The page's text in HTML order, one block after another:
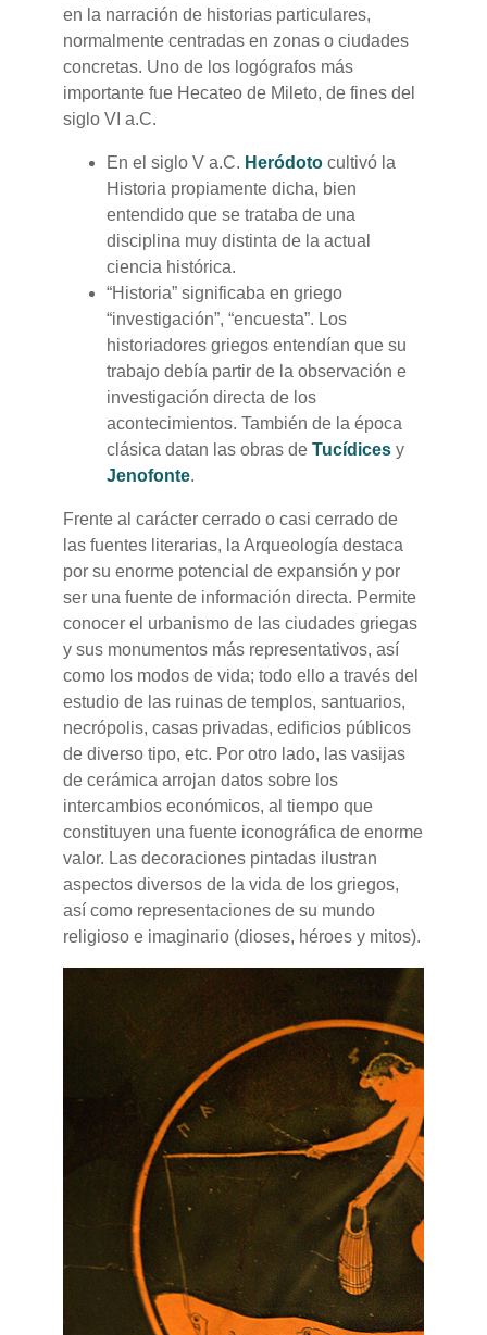
en la narración de historias particulares,
normalmente centradas en zonas o ciudades
concretas. Uno de los logógrafos más
importante fue Hecateo de Mileto, de fines del
siglo VI a.C.
En el siglo V a.C. Heródoto cultivó la
Historia propiamente dicha, bien
entendido que se trataba de una
disciplina muy distinta de la actual
ciencia histórica.
“Historia” significaba en griego
“investigación”, “encuesta”. Los
historiadores griegos entendían que su
trabajo debía partir de la observación e
investigación directa de los
acontecimientos. También de la época
clásica datan las obras de Tucídices y
Jenofonte.
Frente al carácter cerrado o casi cerrado de
las fuentes literarias, la Arqueología destaca
por su enorme potencial de expansión y por
ser una fuente de información directa. Permite
conocer el urbanismo de las ciudades griegas
y sus monumentos más representativos, así
como los modos de vida; todo ello a través del
estudio de las ruinas de templos, santuarios,
necrópolis, casas privadas, edificios públicos
de diverso tipo, etc. Por otro lado, las vasijas
de cerámica arrojan datos sobre los
intercambios económicos, al tiempo que
constituyen una fuente iconográfica de enorme
valor. Las decoraciones pintadas ilustran
aspectos diversos de la vida de los griegos,
así como representaciones de su mundo
religioso e imaginario (dioses, héroes y mitos).